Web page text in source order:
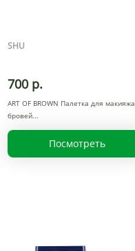
SHU
700 р.
ART OF BROWN Палетка для макияжа
бровей
Посмотреть